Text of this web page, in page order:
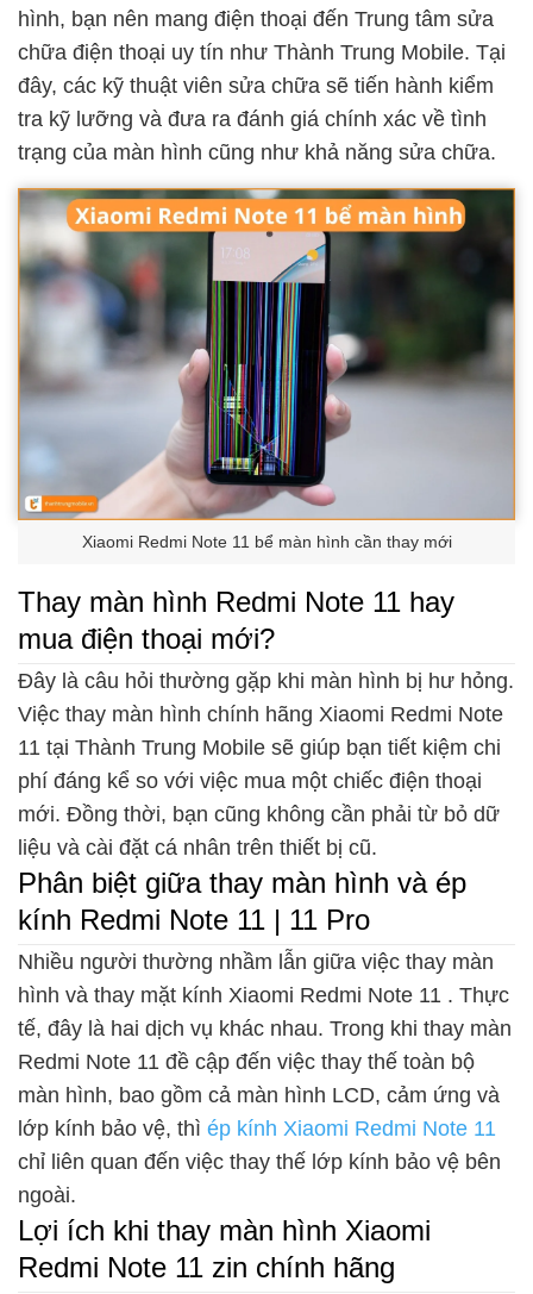
hình, bạn nên mang điện thoại đến Trung tâm sửa
chữa điện thoại uy tín như Thành Trung Mobile. Tại
đây, các kỹ thuật viên sửa chữa sẽ tiến hành kiểm
tra kỹ lưỡng và đưa ra đánh giá chính xác về tình
trạng của màn hình cũng như khả năng sửa chữa.
Xiaomi Redmi Note 11 bể màn hình cần thay mới
Thay màn hình Redmi Note 11 hay
mua điện thoại mới?
Đây là câu hỏi thường gặp khi màn hình bị hư hỏng.
Việc thay màn hình chính hãng Xiaomi Redmi Note
11 tại Thành Trung Mobile sẽ giúp bạn tiết kiệm chi
phí đáng kể so với việc mua một chiếc điện thoại
mới. Đồng thời, bạn cũng không cần phải từ bỏ dữ
liệu và cài đặt cá nhân trên thiết bị cũ.
Phân biệt giữa thay màn hình và ép
kính Redmi Note 11 | 11 Pro
Nhiều người thường nhầm lẫn giữa việc thay màn
hình và thay mặt kính Xiaomi Redmi Note 11 . Thực
tế, đây là hai dịch vụ khác nhau. Trong khi thay màn
Redmi Note 11 đề cập đến việc thay thế toàn bộ
màn hình, bao gồm cả màn hình LCD, cảm ứng và
lớp kính bảo vệ, thì ép kính Xiaomi Redmi Note 11
chỉ liên quan đến việc thay thế lớp kính bảo vệ bên
ngoài.
Lợi ích khi thay màn hình Xiaomi
Redmi Note 11 zin chính hãng